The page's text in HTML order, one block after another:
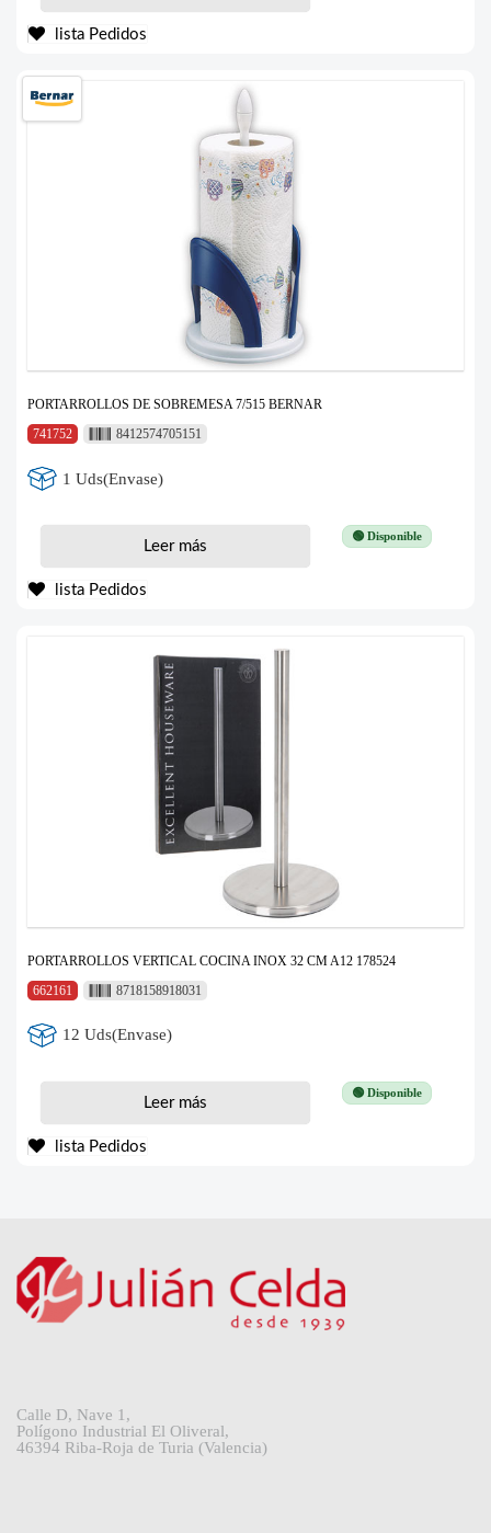
lista Pedidos
PORTARROLLOS DE SOBREMESA 7/515 BERNAR
741752
8412574705151
1 Uds(Envase)
🟢 Disponible
Leer más
lista Pedidos
PORTARROLLOS VERTICAL COCINA INOX 32 CM A12 178524
662161
8718158918031
12 Uds(Envase)
🟢 Disponible
Leer más
lista Pedidos
Calle D, Nave 1,
Polígono Industrial El Oliveral,
46394 Riba-Roja de Turia (Valencia)